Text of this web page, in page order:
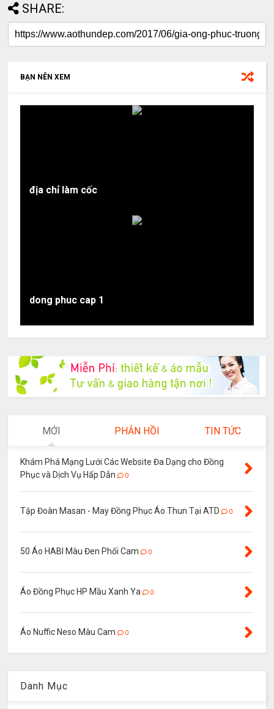
SHARE:
BẠN NÊN XEM
địa chỉ làm cốc
dong phuc cap 1
MỚI PHẢN HỒI TIN TỨC
Khám Phá Mạng Lưới Các Website Đa Dạng cho Đồng
Phục và Dịch Vụ Hấp Dẫn
0
Tập Đoàn Masan - May Đồng Phục Áo Thun Tại ATD 0
50 Áo HABI Màu Đen Phối Cam 0
Áo Đồng Phục HP Mầu Xanh Ya 0
Áo Nuffic Neso Màu Cam 0
Danh Mục